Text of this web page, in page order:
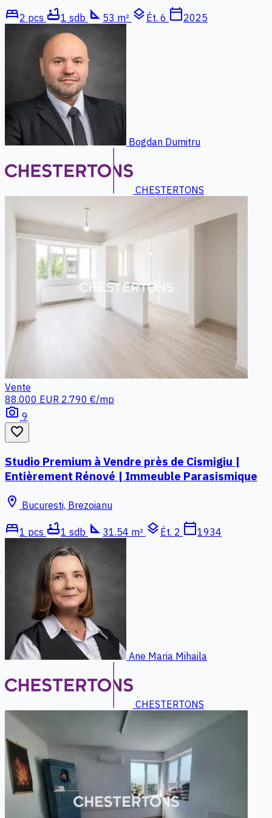
bed2 pcs bathtub1 sdb square_foot 53 m² layers Ét. 6 calendar_today2025
Bogdan Dumitru
CHESTERTONS
Vente
88.000 EUR 2.790 €/mp
photo_camera 9
favorite_border
Studio Premium à Vendre près de Cismigiu |
Entièrement Rénové | Immeuble Parasismique
location_on Bucuresti, Brezoianu
bed1 pcs bathtub1 sdb square_foot 31.54 m² layers Ét. 2 calendar_today1934
Ane Maria Mihaila
CHESTERTONS